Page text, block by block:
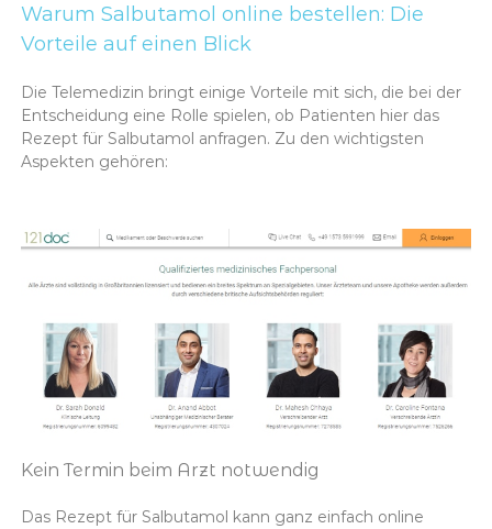
Warum Salbutamol online bestellen: Die
Vorteile auf einen Blick
Die Telemedizin bringt einige Vorteile mit sich, die bei der
Entscheidung eine Rolle spielen, ob Patienten hier das
Rezept für Salbutamol anfragen. Zu den wichtigsten
Aspekten gehören:
Kein Termin beim Arzt notwendig
Das Rezept für Salbutamol kann ganz einfach online